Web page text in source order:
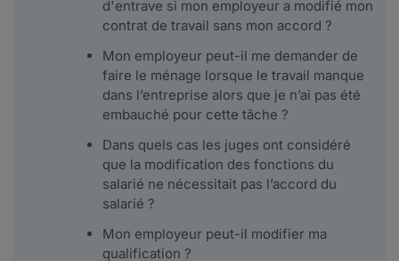
d'entrave si mon employeur a modifié mon
contrat de travail sans mon accord ?
Mon employeur peut-il me demander de
faire le ménage lorsque le travail manque
dans l’entreprise alors que je n’ai pas été
embauché pour cette tâche ?
Dans quels cas les juges ont considéré
que la modification des fonctions du
salarié ne nécessitait pas l’accord du
salarié ?
Mon employeur peut-il modifier ma
qualification ?